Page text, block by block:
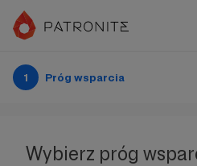
1 Próg wsparcia
Wybierz próg